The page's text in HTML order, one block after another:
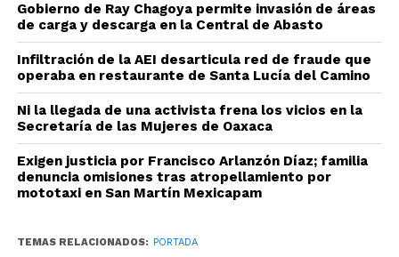
Gobierno de Ray Chagoya permite invasión de áreas
de carga y descarga en la Central de Abasto
Infiltración de la AEI desarticula red de fraude que
operaba en restaurante de Santa Lucía del Camino
Ni la llegada de una activista frena los vicios en la
Secretaría de las Mujeres de Oaxaca
Exigen justicia por Francisco Arlanzón Díaz; familia
denuncia omisiones tras atropellamiento por
mototaxi en San Martín Mexicapam
TEMAS RELACIONADOS: PORTADA